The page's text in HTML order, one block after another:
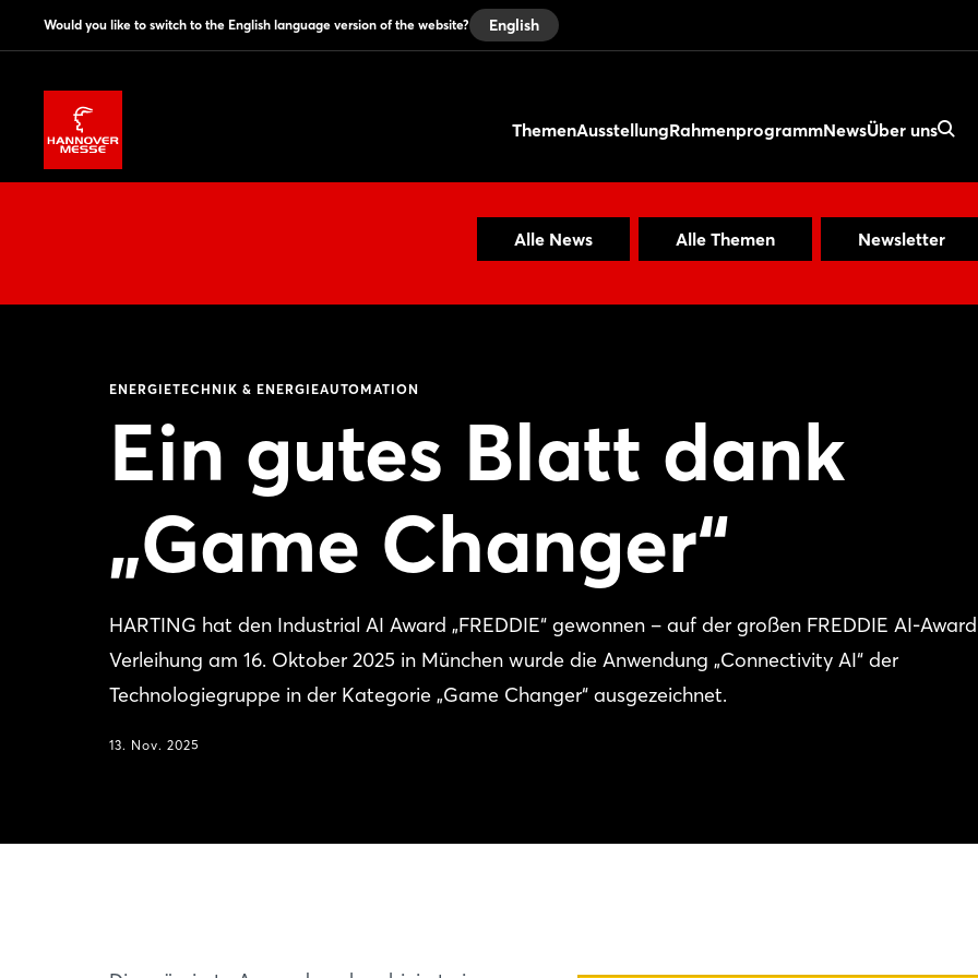
Would you like to switch to the English language version of the website? English
ThemenAusstellungRahmenprogrammNewsÜber uns
Alle News Alle Themen Newsletter
ENERGIETECHNIK & ENERGIEAUTOMATION
Ein gutes Blatt dank
„Game Changer“
HARTING hat den Industrial AI Award „FREDDIE“ gewonnen – auf der großen FREDDIE AI-
Verleihung am 16. Oktober 2025 in München wurde die Anwendung „Connectivity AI“ der
Technologiegruppe in der Kategorie „Game Changer“ ausgezeichnet.
13. Nov. 2025